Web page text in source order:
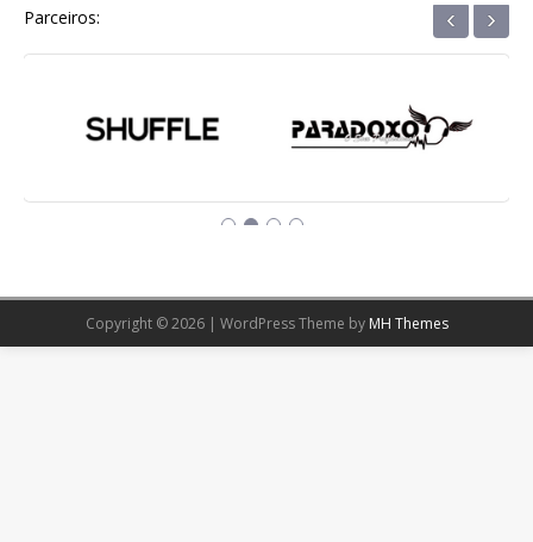
Parceiros: ‹ ›
Copyright © 2026 | WordPress Theme by MH Themes